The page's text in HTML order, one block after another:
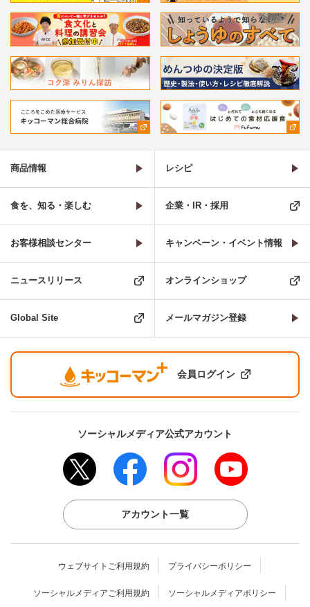
商品情報 レシピ
食を、知る・楽しむ 企業・IR・採用
お客様相談センター キャンペーン・イベント情報
ニュースリリース オンラインショップ
Global Site メールマガジン登録
会員ログイン
ソーシャルメディア公式アカウント
アカウント一覧
ウェブサイトご利用規約 プライバシーポリシー
ソーシャルメディアご利用規約 ソーシャルメディアポリシー